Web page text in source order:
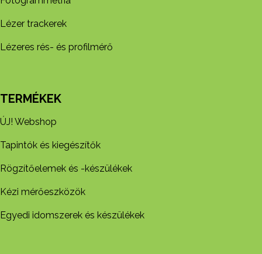
Lézer trackerek
Lézeres rés- és profilmérő
TERMÉKEK
ÚJ! Webshop
Tapintók és kiegészítők
Rögzítőelemek és -készül​ékek
Kézi mérőeszközök
Egyedi idomszerek és készülékek